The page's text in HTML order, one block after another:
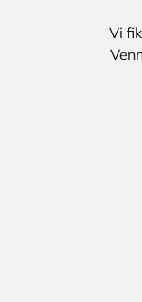
Vi